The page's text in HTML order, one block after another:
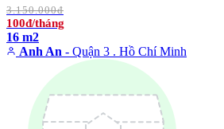
3.150.000đ
100đ/tháng
16 m2
Anh An - Quận 3 . Hồ Chí Minh